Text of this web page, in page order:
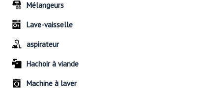
Mélangeurs
Lave-vaisselle
aspirateur
Hachoir à viande
Machine à laver